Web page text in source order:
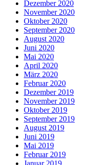
Dezember 2020
November 2020
Oktober 2020
September 2020
August 2020
Juni 2020
Mai 2020
April 2020
März 2020
Februar 2020
Dezember 2019
November 2019
Oktober 2019
September 2019
August 2019
Juni 2019
Mai 2019
Februar 2019